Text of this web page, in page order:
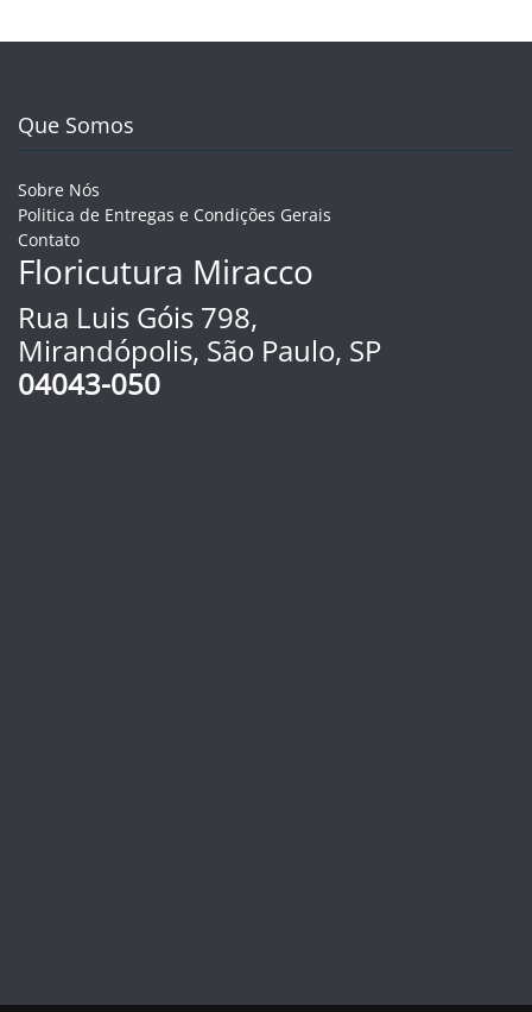
Que Somos
Sobre Nós
Politica de Entregas e Condições Gerais
Contato
Floricutura Miracco
Rua Luis Góis 798,
Mirandópolis, São Paulo, SP
04043-050